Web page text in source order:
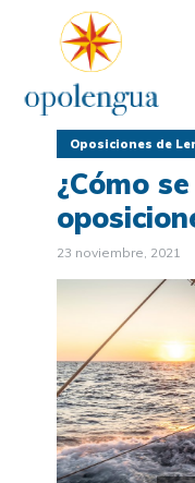
Oposiciones de
¿Cómo
23 noviembre, 2021